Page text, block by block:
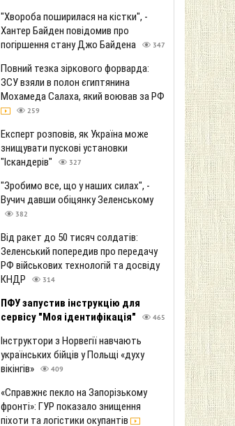
"Хвороба поширилася на кістки", -
Хантер Байден повідомив про
погіршення стану Джо Байдена
347
Повний тезка зіркового форварда:
ЗСУ взяли в полон єгиптянина
Мохамеда Салаха, який воював за РФ
259
Експерт розповів, як Україна може
знищувати пускові установки
"Іскандерів"
327
"Зробимо все, що у наших силах", -
Вучич давши обіцянку Зеленському
382
Від ракет до 50 тисяч солдатів:
Зеленський попередив про передачу
РФ військових технологій та досвіду
КНДР
314
ПФУ запустив інструкцію для
сервісу "Моя ідентифікація"
465
Інструктори з Норвегії навчають
українських бійців у Польщі «духу
вікінгів»
409
«Справжнє пекло на Запорізькому
фронті»: ГУР показало знищення
піхоти та логістики окупантів